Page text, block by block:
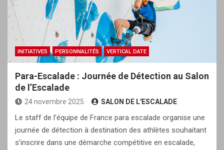
INITIATIVES PERSONNALITÉS VERTICAL DATE
Para-Escalade : Journée de Détection au Salon
de l’Escalade
24 novembre 2025 SALON DE L'ESCALADE
Le staff de l’équipe de France para escalade organise une
journée de détection à destination des athlètes souhaitant
s’inscrire dans une démarche compétitive en escalade,